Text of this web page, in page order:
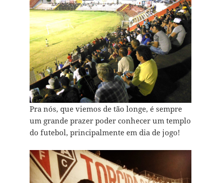
Pra nós, que viemos de tão longe, é sempre
um grande prazer poder conhecer um templo
do futebol, principalmente em dia de jogo!